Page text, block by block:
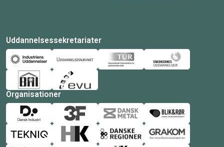
Uddannelsessekretariater
Organisationer